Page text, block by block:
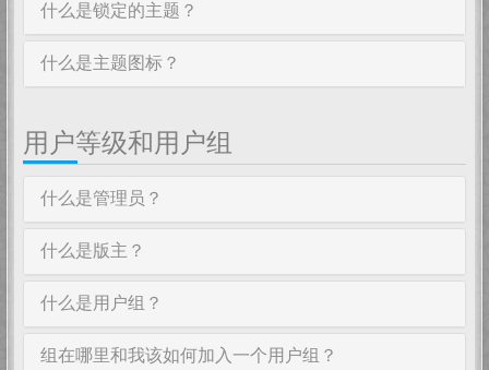
什么是锁定的主题？
什么是主题图标？
用户等级和用户组
什么是管理员？
什么是版主？
什么是用户组？
组在哪里和我该如何加入一个用户组？